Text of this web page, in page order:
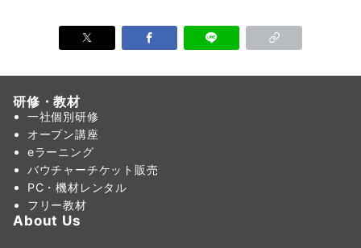
研修・教材
一社個別研修
オープン講座
eラーニング
バウチャーチケット販売
PC・機材レンタル
フリー教材
About Us